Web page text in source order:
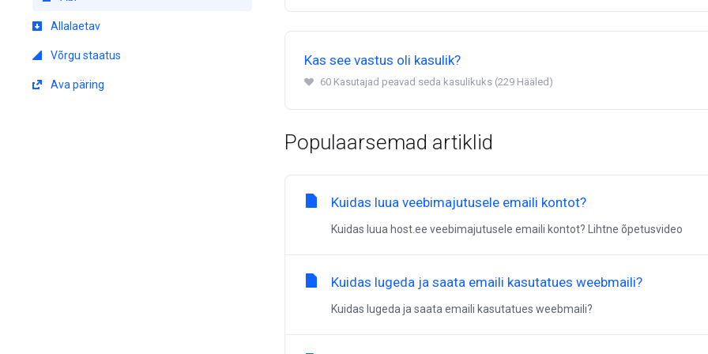
Allalaetav
Võrgu staatus
Ava päring
Kas see vastus oli kasulik?
60 Kasutajad peavad seda kasulikuks (229 Hääled)
Populaarsemad artiklid
Kuidas luua veebimajutusele emaili kontot?
Kuidas luua host.ee veebimajutusele emaili kontot? Lihtne õpetusvideo
Kuidas lugeda ja saata emaili kasutatues weebmaili?
Kuidas lugeda ja saata emaili kasutatues weebmaili?